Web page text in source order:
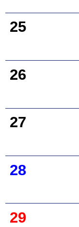
25
26
27
28
29